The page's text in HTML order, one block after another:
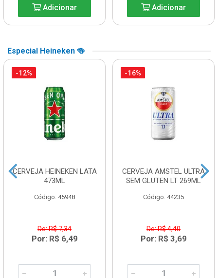
Adicionar Adicionar
Especial Heineken 🍻
-12%
CERVEJA HEINEKEN LATA
473ML
Código: 45948
De: R$ 7,34
Por: R$ 6,49
-16%
CERVEJA AMSTEL ULTRA
SEM GLUTEN LT 269ML
Código: 44235
De: R$ 4,40
Por: R$ 3,69